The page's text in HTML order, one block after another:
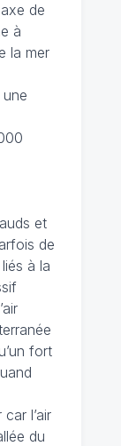
de
à
la mer
et
de
à la
fort
l’air
du